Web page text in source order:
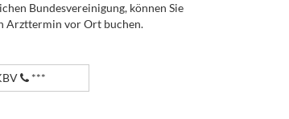
Bundesvereinigung, können Sie
Arzttermin vor Ort buchen.
***